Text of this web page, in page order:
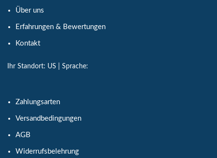
Über uns
Erfahrungen & Bewertungen
Kontakt
Ihr Standort: US | Sprache:
Zahlungsarten
Versandbedingungen
AGB
Widerrufsbelehrung